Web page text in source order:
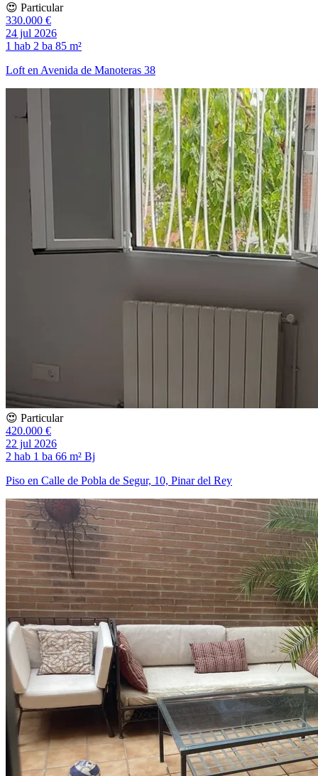
😍 Particular
330.000 €
24 jul 2026
1 hab 2 ba 85 m²
Loft en Avenida de Manoteras 38
😍 Particular
420.000 €
22 jul 2026
2 hab 1 ba 66 m² Bj
Piso en Calle de Pobla de Segur, 10, Pinar del Rey